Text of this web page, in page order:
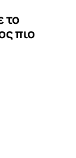
το
πιο